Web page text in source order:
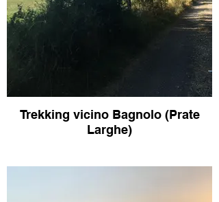
Trekking vicino Bagnolo (Prate
Larghe)